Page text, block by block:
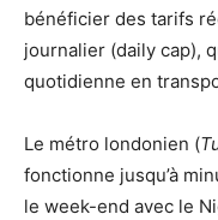
bénéficier des tarifs
journalier (daily cap),
quotidienne en
Le métro londonien (
fonctionne jusqu’à
le week-end avec le